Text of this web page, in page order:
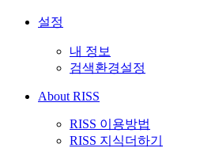
설정
내 정보
검색환경설정
About RISS
RISS 이용방법
RISS 지식더하기